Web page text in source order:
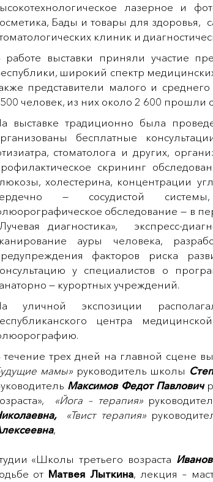
лазерное и
Бады и товары для здоровья,
клиник и
работе выставки приняли участие
широкий спектр
представители малого и
человек, из них около 2 600 прошли
выставке традиционно была
бесплатные
стоматолога и других,
скрининг
холестерина, концентрации
— сосудистой
обследование — в
диагностика», экспресс-
ауры человека,
факторов риска
у специалистов о
— курортных учреждений.
уличной экспозиции
центра
течение трех дней на главной сцене
мамы»руководитель школы
Максимов Федот Павлович
«Йога – терапия»
«Твист терапия»
,
«Школы третьего возраста
от Матвея Лыткина, лекция –